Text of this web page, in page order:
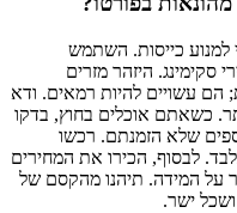
למנוע כייסות. השתמש
סקימינג. היזהר מזרים
הם עשויים להיות רמאים. ודא
כשאתם אוכלים בחוץ, בדקו
שלא הזמנתם. רכשו
לבסוף, הכירו את המחירים
על המידה. תיהנו מהקסם של
ישר.